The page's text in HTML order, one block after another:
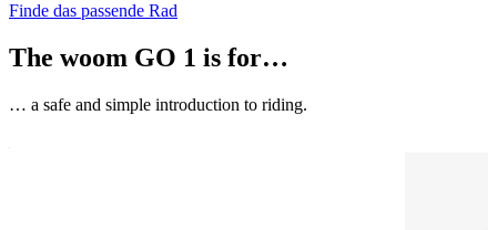
Finde das passende Rad
The woom GO 1 is for…
… a safe and simple introduction to riding.